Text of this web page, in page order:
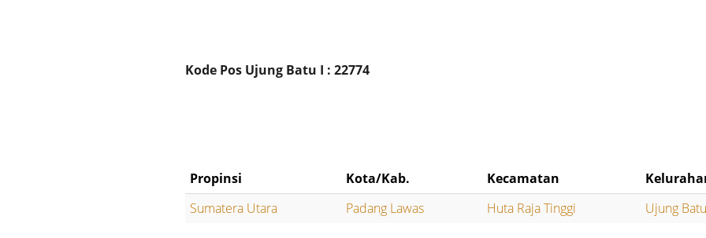
Kode Pos Ujung Batu I : 22774
Propinsi Kota/Kab. Kecamatan
Sumatera Utara
Padang Lawas Huta Raja Tinggi Ujung